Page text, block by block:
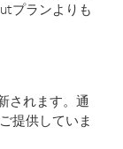
プランよりも
されます。通
提供していま